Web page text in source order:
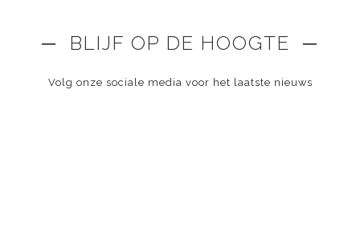
─ BLIJF OP DE HOOGTE ─
Volg onze sociale media voor het laatste nieuws